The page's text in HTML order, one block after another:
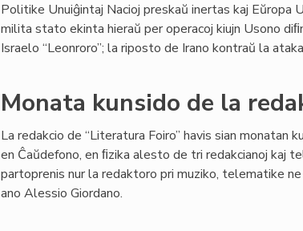
Politike Unuiĝintaj Nacioj preskaŭ inertas kaj Eŭropa
milita stato ekinta hieraŭ per operacoj kiujn Usono
Israelo “Leonroro”; la riposto de Irano kontraŭ la
Monata kunsido de la
La redakcio de “Literatura Foiro” havis sian monatan
en Ĉaŭdefono, en ﬁzika alesto de tri redakcianoj kaj
partoprenis nur la redaktoro pri muziko, telematike
ano Alessio Giordano.